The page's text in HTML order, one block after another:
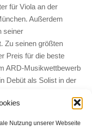
Nutzung unserer Webseite
für Viola an der
Außerdem
seiner
Zu seinen größten
Preis für die beste
ARD-Musikwettbewerb
Debüt als Solist in der
wie dem DNT